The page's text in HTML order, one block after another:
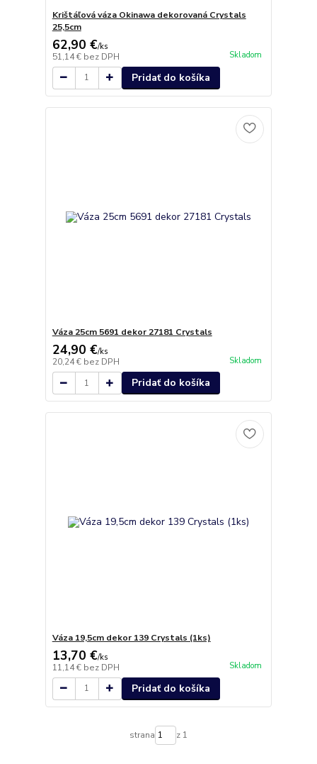
Krištáľová váza Okinawa dekorovaná Crystals
25,5cm
62,90 €/ks
51,14 € bez DPH Skladom
Pridať do košíka
Váza 25cm 5691 dekor 27181 Crystals
24,90 €/ks
20,24 € bez DPH Skladom
Pridať do košíka
Váza 19,5cm dekor 139 Crystals (1ks)
13,70 €/ks
11,14 € bez DPH Skladom
Pridať do košíka
strana z 1